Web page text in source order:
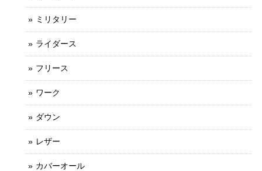
ミリタリー
ライダース
フリース
ワーク
ダウン
レザー
カバーオール